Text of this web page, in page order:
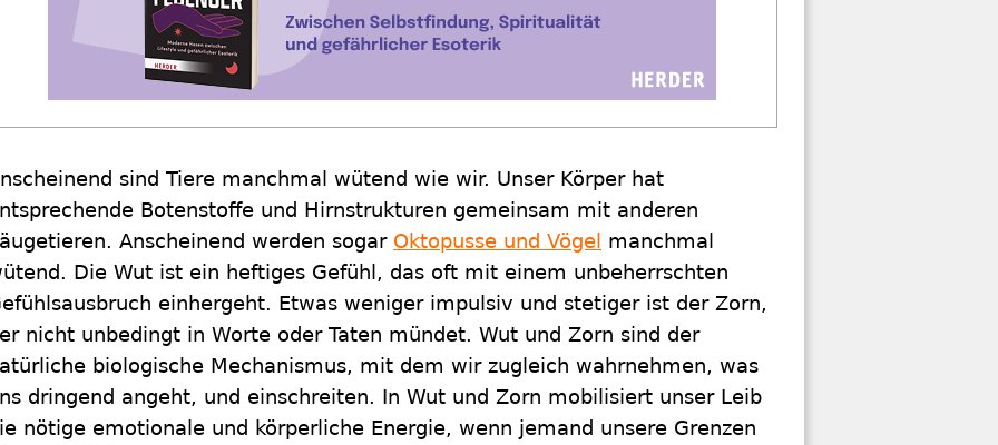
sind Tiere manchmal wütend wie wir. Unser Körper hat
Botenstoffe und Hirnstrukturen gemeinsam mit anderen
Anscheinend werden sogar Oktopusse und Vögel manchmal
Die Wut ist ein heftiges Gefühl, das oft mit einem unbeherrschten
einhergeht. Etwas weniger impulsiv und stetiger ist der Zorn,
nicht unbedingt in Worte oder Taten mündet. Wut und Zorn sind der
biologische Mechanismus, mit dem wir zugleich wahrnehmen, was
dringend angeht, und einschreiten. In Wut und Zorn mobilisiert unser Leib
nötige emotionale und körperliche Energie, wenn jemand unsere Grenzen